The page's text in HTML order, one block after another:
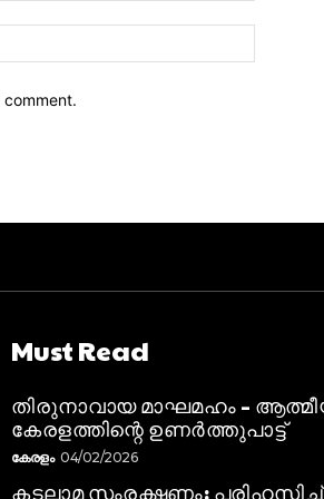
Must Read
തിരുനാവായ മാഘമഹം –
കേരളത്തിന്റെ ഉണർത്തുപാട്ട്
കേരളം 04/02/2026
കടലാമ സംരക്ഷണം: പരിഹസിച്ച്